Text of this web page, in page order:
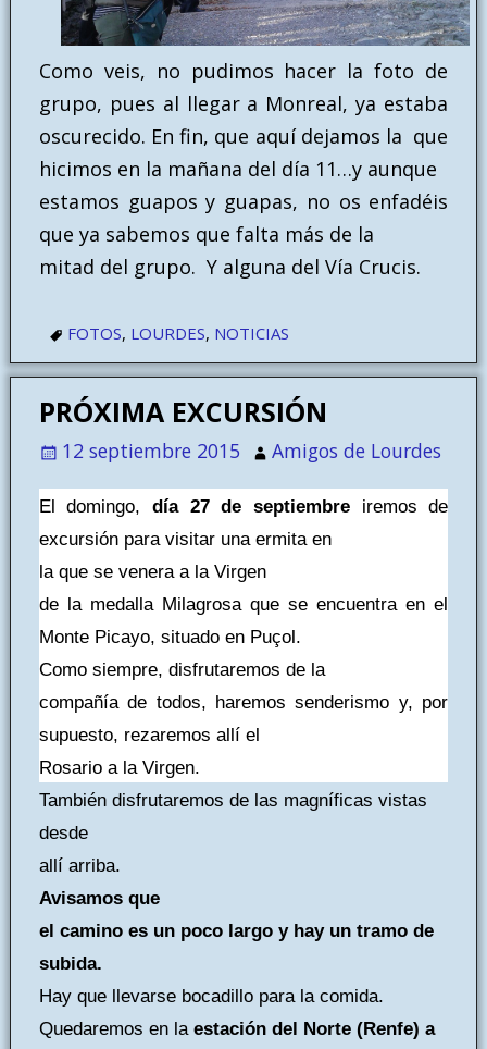
Como veis, no pudimos hacer la foto de
grupo, pues al llegar a Monreal, ya estaba
oscurecido. En fin, que aquí dejamos la que
hicimos en la mañana del día 11…y aunque
estamos guapos y guapas, no os enfadéis
que ya sabemos que falta más de la
mitad del grupo. Y alguna del Vía Crucis.
FOTOS, LOURDES, NOTICIAS
PRÓXIMA EXCURSIÓN
12 septiembre 2015 Amigos de Lourdes
El domingo,día 27 de septiembreiremos de
excursión para visitar una ermita en
la que se venera a la Virgen
de la medalla Milagrosa que se encuentra en el
Monte Picayo, situado en Puçol.
Como siempre, disfrutaremos de la
compañía de todos, haremos senderismo y, por
supuesto, rezaremos allí el
Rosario a la Virgen.
También disfrutaremos de las magníficas vistas
desde
allí arriba.
Avisamos que
el camino es un poco largo y hay un tramo de
subida.
Hay que llevarse bocadillo para la comida.
Quedaremos en la estación del Norte (Renfe) a